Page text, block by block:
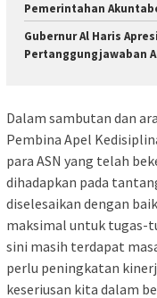
Pemerintahan
Gubernur Al Haris
Pertanggungjawaban
Dalam sambutan dan
Pembina Apel
para ASN yang telah
dihadapkan pada
diselesaikan dengan
maksimal untuk tugas-
sini masih terdapat
perlu peningkatan
keseriusan kita dalam